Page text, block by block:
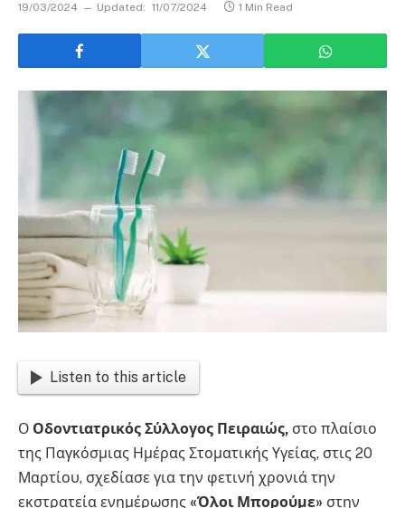
19/03/2024 Updated: 11/07/2024 1 Min Read
Listen to this article
Ο Οδοντιατρικός Σύλλογος Πειραιώς, στο πλαίσιο
της Παγκόσμιας Ημέρας Στοματικής Υγείας, στις 20
Μαρτίου, σχεδίασε για την φετινή χρονιά την
εκστρατεία ενημέρωσης «Όλοι Μπορούμε» στην